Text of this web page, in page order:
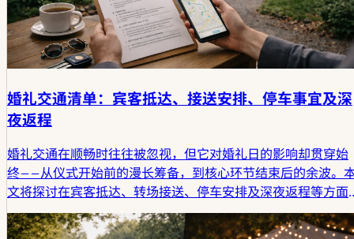
婚礼交通清单：宾客抵达、接送安排、停车事宜及深
夜返程
婚礼交通在顺畅时往往被忽视，但它对婚礼日的影响却贯穿始
终——从仪式开始前的漫长筹备，到核心环节结束后的余波。
文将探讨在宾客抵达、转场接送、停车安排及深夜返程等方面
仍需规划的事项，并揭示为何移动与等待的关联远比许多新人
预想的更为紧密。